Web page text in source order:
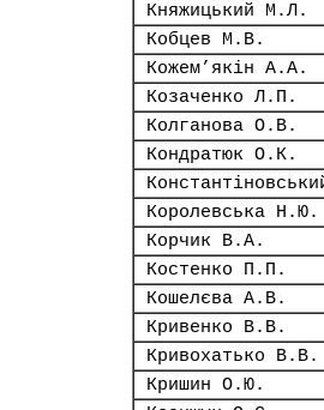
Княжицький М.Л.
Кобцев М.В.
Кожем’якін А.А.
Козаченко Л.П.
Колганова О.В.
Кондратюк О.К.
Королевська Н.Ю.
Корчик В.А.
Костенко П.П.
Кошелєва А.В.
Кривенко В.В.
Кривохатько В.В.
Кришин О.Ю.